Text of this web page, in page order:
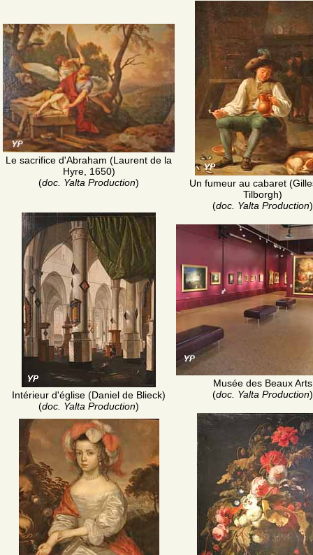
Le sacrifice d'Abraham (Laurent de la
Hyre, 1650)
(doc. Yalta Production)
Un fumeur au cabaret
Tilborgh)
(doc. Yalta Production)
Intérieur d'église (Daniel de Blieck)
(doc. Yalta Production)
Musée des Beaux Arts
(doc. Yalta Production)